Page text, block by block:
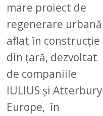
mare proiect de
regenerare urbană
aflat în construcție
din țară, dezvoltat
de companiile
IULIUS și Atterbury
Europe, în